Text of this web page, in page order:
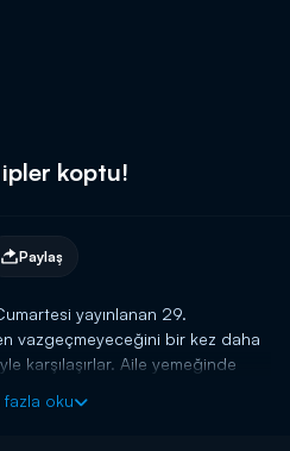
koptu!
Paylaş
yayınlanan 29.
vazgeçmeyeceğini bir kez daha
karşılaşırlar. Aile yemeğinde
fazla oku